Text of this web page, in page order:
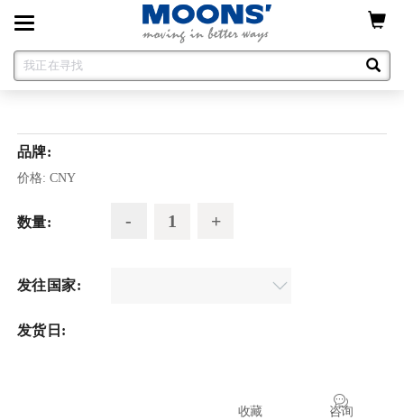
Toggle
navigation
品牌:
价格: CNY
数量:
发往国家:
发货日:
咨询
收藏